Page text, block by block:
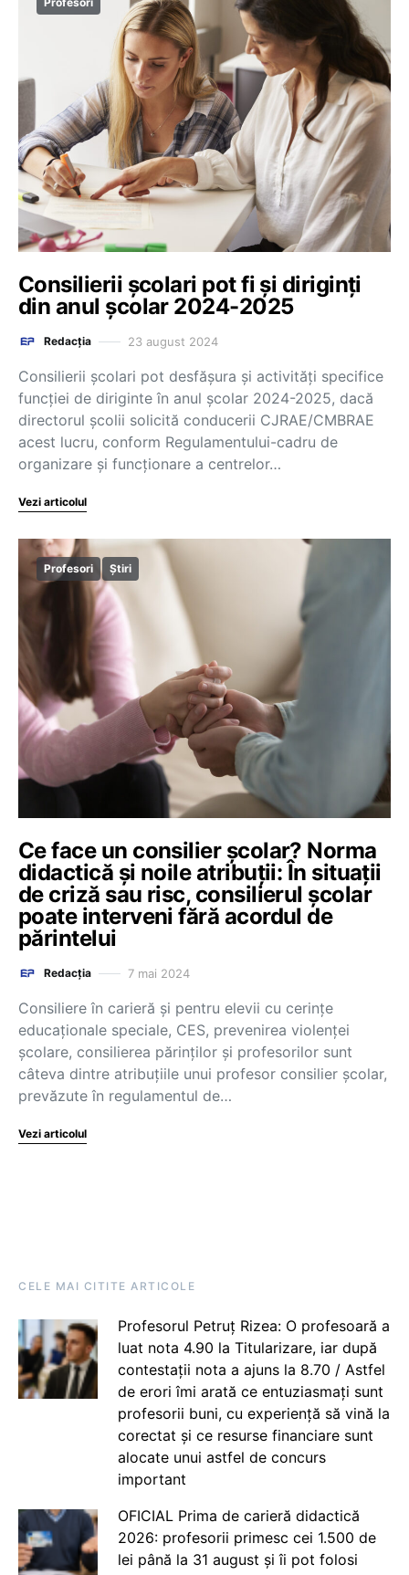
Consilierii școlari pot fi și diriginți
din anul școlar 2024-2025
Redacția 23 august 2024
Consilierii școlari pot desfășura și activități specifice
funcției de diriginte în anul școlar 2024-2025, dacă
directorul școlii solicită conducerii CJRAE/CMBRAE
acest lucru, conform Regulamentului-cadru de
organizare și funcționare a centrelor…
Vezi articolul
Profesori Știri
Ce face un consilier școlar? Norma
didactică și noile atribuții: În situații
de criză sau risc, consilierul școlar
poate interveni fără acordul de
părintelui
Redacția 7 mai 2024
Consiliere în carieră și pentru elevii cu cerințe
educaționale speciale, CES, prevenirea violenței
școlare, consilierea părinţilor și profesorilor sunt
câteva dintre atribuțiile unui profesor consilier școlar,
prevăzute în regulamentul de…
Vezi articolul
CELE MAI CITITE ARTICOLE
Profesorul Petruț Rizea: O profesoară a
luat nota 4.90 la Titularizare, iar după
contestații nota a ajuns la 8.70 / Astfel
de erori îmi arată ce entuziasmați sunt
profesorii buni, cu experiență să vină la
corectat și ce resurse financiare sunt
alocate unui astfel de concurs
important
OFICIAL Prima de carieră didactică
2026: profesorii primesc cei 1.500 de
lei până la 31 august și îi pot folosi